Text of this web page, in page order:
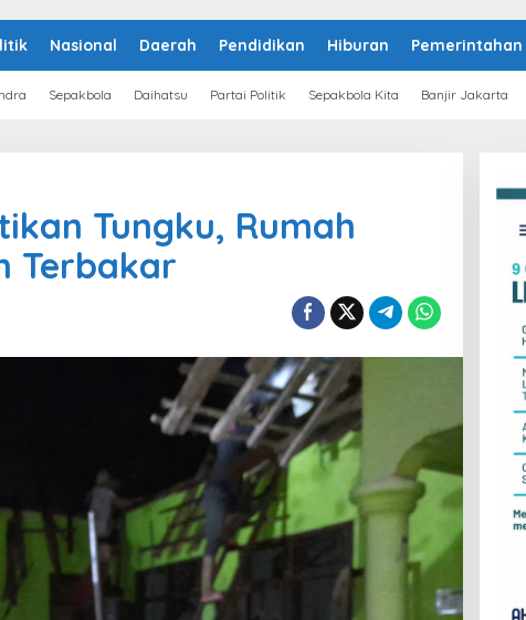
Nasional Daerah Pendidikan Hiburan Pemerintahan
Sepakbola Daihatsu Partai Politik Sepakbola Kita Banjir Jakarta
Tungku, Rumah
Terbakar